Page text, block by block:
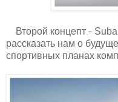
Второй концепт ̶
рассказать нам о
спортивных планах